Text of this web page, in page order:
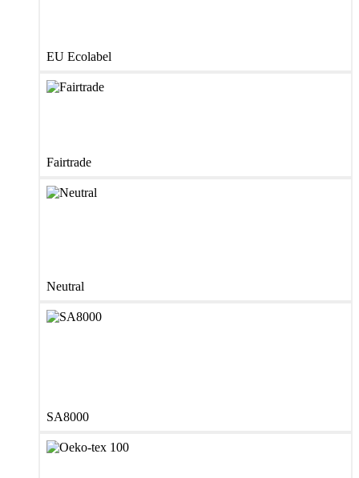
EU Ecolabel
Fairtrade
Neutral
SA8000